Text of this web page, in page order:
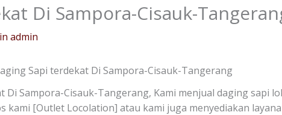
Di Sampora-Cisauk-
admin
Sapi terdekat Di Sampora-Cisauk-Tangerang
Di Sampora-Cisauk-Tangerang, Kami menjual daging sapi
[Outlet Locolation] atau kami juga menyediakan